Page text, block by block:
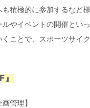
積極的に参加するなど
ルやイベントの開催とい
くことで、スポーツサイ
管理】